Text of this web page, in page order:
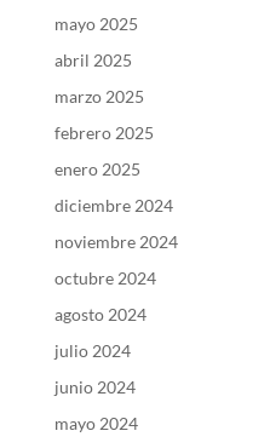
mayo 2025
abril 2025
marzo 2025
febrero 2025
enero 2025
diciembre 2024
noviembre 2024
octubre 2024
agosto 2024
julio 2024
junio 2024
mayo 2024